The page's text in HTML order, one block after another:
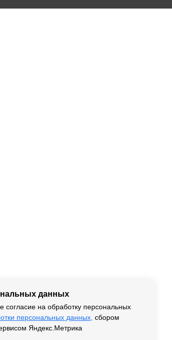
данных
согласие на обработку персональных
персональных данных, сбором
Яндекс.Метрика